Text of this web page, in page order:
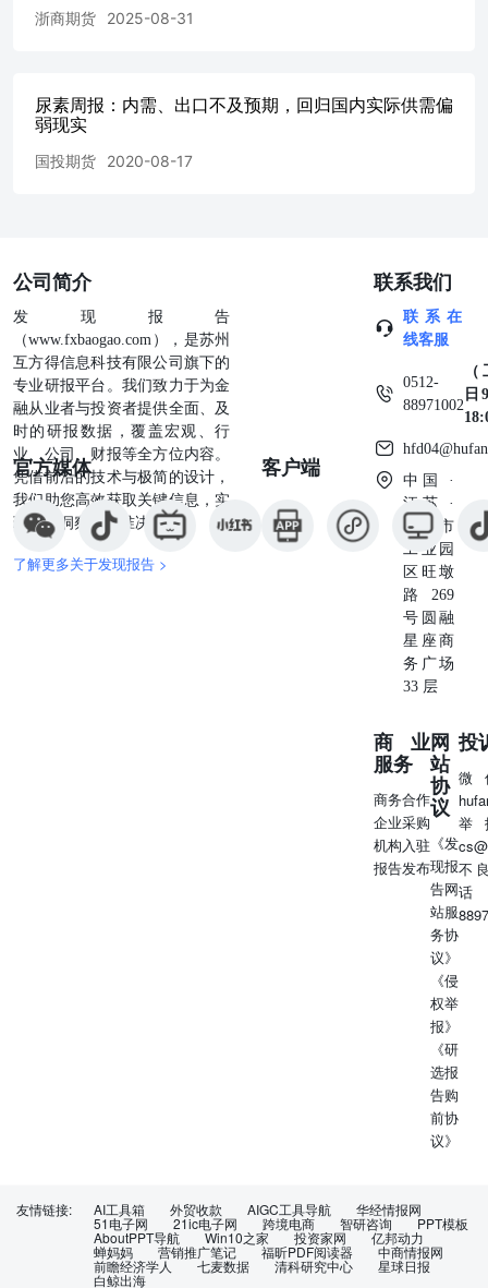
浙商期货 2025-08-31
尿素周报：内需、出口不及预期，回归国内实际供需偏
弱现实
国投期货 2020-08-17
公司简介
发现报告
（www.fxbaogao.com），是苏州
互方得信息科技有限公司旗下的
专业研报平台。我们致力于为金
融从业者与投资者提供全面、及
时的研报数据，覆盖宏观、行
业、公司、财报等全方位内容。
凭借前沿的技术与极简的设计，
我们助您高效获取关键信息，实
现深度洞察与精准决策。
了解更多关于发现报告 >
官方媒体 客户端
联系我们
联系在
线客服
0512-
88971002
日
中国 ·
江苏 ·
苏州市
工业园
区旺墩
路269
号圆融
星座商
务广场
33 层
商业
服务
商务合作
企业采购
机构入驻
报告发布
网
站
协
议
《发
现报
告网
站服
务协
议》
《侵
权举
报》
《研
选报
告购
前协
议》
投
微
举
不
友情链接: AI工具箱 外贸收款 AIGC工具导航 华经情报网
51电子网 21ic电子网 跨境电商 智研咨询 PPT模板
AboutPPT导航 Win10之家 投资家网 亿邦动力
蝉妈妈 营销推广笔记 福昕PDF阅读器 中商情报网
前瞻经济学人 七麦数据 清科研究中心 星球日报
白鲸出海